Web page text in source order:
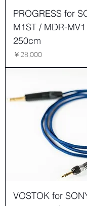
PROGRESS for
M1ST / MDR-
250cm
価格
￥28,000
VOSTOK for